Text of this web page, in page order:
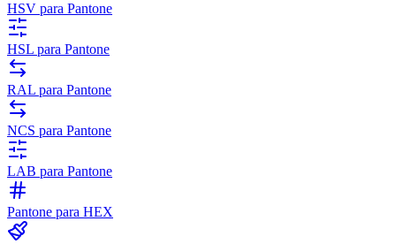
HSV para Pantone
HSL para Pantone
RAL para Pantone
NCS para Pantone
LAB para Pantone
Pantone para HEX